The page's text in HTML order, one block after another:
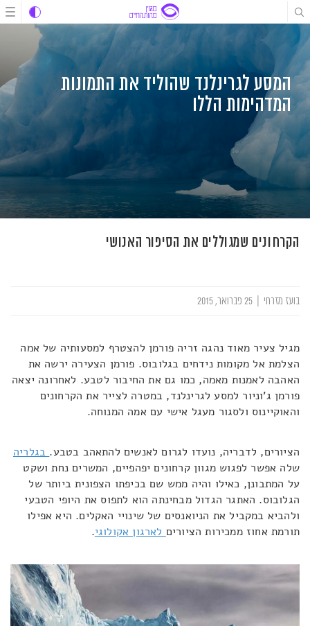
דלג
לתוכן
דלג
לתוכן
דלג
לניווט
המסע לגרינלנד שהוליד את התמונות
המדהימות הללו
הקרחונים שמגוללים את הסיפור האנושי
בועז מזרחי
מגיל צעיר מאוד נהגה זריה פורמן להצטרף למסעותיה של אמה
הצלמת אל מקומות נידחים בגלובוס. פורמן הצעירה ירשה את
האהבה לאמנות מאמה, כמו גם את החיבור לטבע. לאחרונה יצאה
פורמן ג'וניור למסע לגרינלנד, במטרה לצייר את הקרחונים
והאוקיינוס ולסגור מעגל אישי עם אמה המנוחה.
הציורים, לדבריה, נועדו לגרום לאנשים להתאהב בטבע. בגלריה
שלה אפשר לפגוש מגוון קרחונים יפהפיים, המשרים נחת ושקט
על המתבונן, כאילו והיה ממש שם בכיפתו הצפונית ביותר של
הגלובוס. האתגר הגדול מבחינתה הוא לתפוס את היופי הטבעי
ולהביא במקביל את הניואנסים של שינויי האקלים. היא אפילו
תורמת אחוז ממכירות הציורים לארגון אקולוגי.